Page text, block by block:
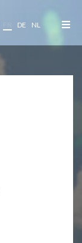
FR DE NL